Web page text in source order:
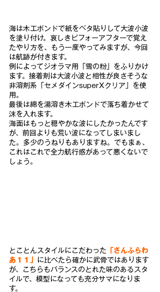
海は木工ボンドで紙をベタ貼りして大波小波
を塗り付け。哀しきビフォーアフターで覚え
たやり方を、もう一度やってみますが、今回
は航跡が付きます。
例によってジオラマ用「雪の粉」をふりかけ
ます。接着剤は大波小波と相性が良さそうな
非溶剤系「セメダインsuperXクリア」 を使
用。
最後は綿を湯溶き木工ボンドで落ち着かせて
沫を入れます。
海面はもっと穏やかな波にしたかったんです
が、前回よりも荒い波になってしまいまし
た。多少のうねりもありますね。でもまぁ、
こ れはこれで全力航行感があって悪くないで
しょう。
とことんスタイルにこだわった 「さんふらわ
あ１１」 に比べたら確かに武骨ではあります
が、こちらもバランスのとれた味のあるスタ
イルで、模型になっても充分サマになりま
す。